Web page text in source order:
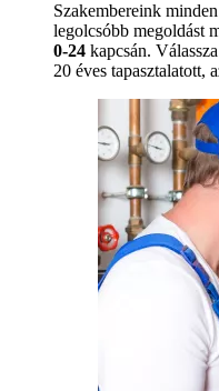
Szakembereink
legolcsóbb megoldást
0-24 kapcsán.
20 éves tapasztalatott,